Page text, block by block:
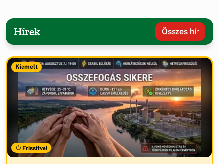
Hírek Összes hír
Kiemelt
Frissítve!